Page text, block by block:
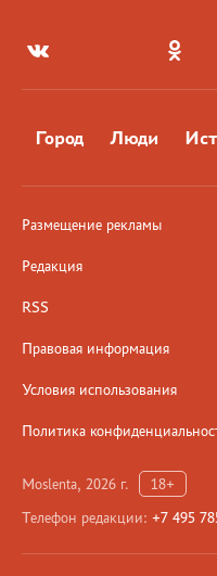
Город Люди
Размещение рекламы
Редакция
RSS
Правовая информация
Условия использования
Политика
Moslenta, 2026 г.
18+
Телефон редакции: +7 495